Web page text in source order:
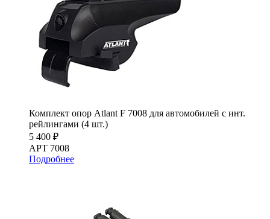
Комплект опор Atlant F 7008 для автомобилей с инт.
рейлингами (4 шт.)
5 400 ₽
АРТ 7008
Подробнее